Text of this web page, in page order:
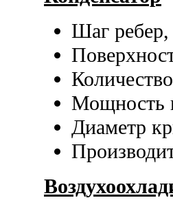
Шаг
Мощность
Диаметр